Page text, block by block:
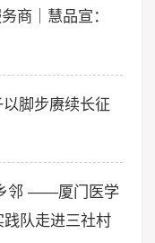
商｜慧品宣：
脚步赓续长征
邻 ——厦门医学
践队走进三社村